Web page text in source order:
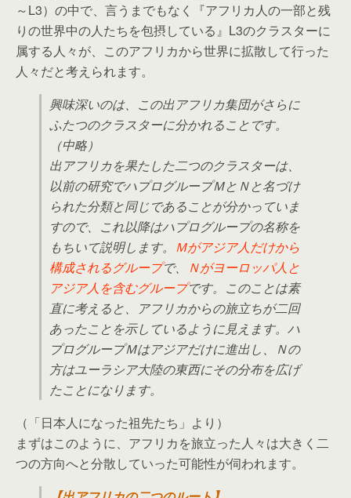
～L3）の中で、言うまでもなく『アフリカ人の一部と残
りの世界中の人たちを包摂している』L3のクラスターに
属する人々が、このアフリカから世界に拡散して行った
人々だと考えられます。
興味深いのは、この出アフリカ集団がさらに
ふたつのクラスターに分かれることです。
（中略）
出アフリカを果たした二つのクラスターは、
以前の研究でハプログループＭとＮと名づけ
られた分類と同じであることが分かっていま
すので、これ以降はハプログループの名称を
もちいて説明します。 Ｍがアジア人だけから
構成されるグループで、
Ｎがヨーロッパ人と
アジア人を含むグループです。このことは素
直に考えると、アフリカからの旅立ちが二回
あったことを示しているように見えます。ハ
プログループＭはアジアだけに進出し、Ｎの
方はユーラシア大陸の東西にその分布を広げ
たことになります。
（「日本人になった祖先たち」より）
まずはこのように、アフリカを旅立った人々は大きく二
つの方向へと分散していった可能性が伺われます。